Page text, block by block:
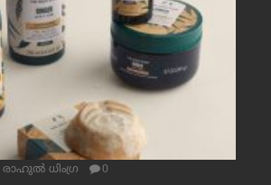
രാഹുല്‍ ധിംഗ്ര 0